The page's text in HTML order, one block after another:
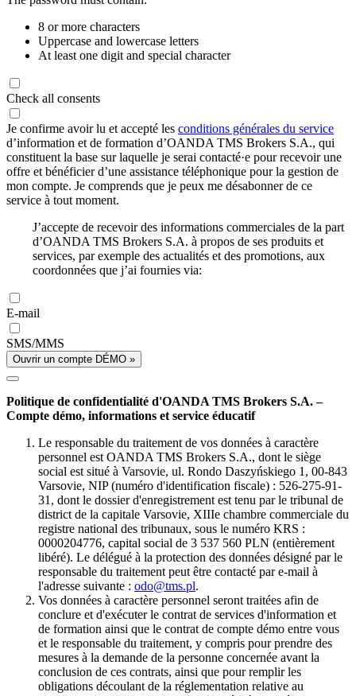
8 or more characters
Uppercase and lowercase letters
At least one digit and special character
Check all consents
Je confirme avoir lu et accepté les conditions générales du service
d’information et de formation d’OANDA TMS Brokers S.A., qui
constituent la base sur laquelle je serai contacté·e pour recevoir une
offre et bénéficier d’une assistance téléphonique pour la gestion de
mon compte. Je comprends que je peux me désabonner de ce
service à tout moment.
J’accepte de recevoir des informations commerciales de la part
d’OANDA TMS Brokers S.A. à propos de ses produits et
services, par exemple des actualités et des promotions, aux
coordonnées que j’ai fournies via:
E-mail
SMS/MMS
Ouvrir un compte DÉMO »
Politique de confidentialité d'OANDA TMS Brokers S.A. –
Compte démo, informations et service éducatif
Le responsable du traitement de vos données à caractère
personnel est OANDA TMS Brokers S.A., dont le siège
social est situé à Varsovie, ul. Rondo Daszyńskiego 1, 00-843
Varsovie, NIP (numéro d'identification fiscale) : 526-275-91-
31, dont le dossier d'enregistrement est tenu par le tribunal de
district de la capitale Varsovie, XIIIe chambre commerciale du
registre national des tribunaux, sous le numéro KRS :
0000204776, capital social de 3 537 560 PLN (entièrement
libéré). Le délégué à la protection des données désigné par le
responsable du traitement peut être contacté par e-mail à
l'adresse suivante : odo@tms.pl.
Vos données à caractère personnel seront traitées afin de
conclure et d'exécuter le contrat de services d'information et
de formation ainsi que le contrat de compte démo entre vous
et le responsable du traitement, y compris pour prendre des
mesures à la demande de la personne concernée avant la
conclusion de ces contrats, ainsi que pour remplir les
obligations découlant de la réglementation relative au